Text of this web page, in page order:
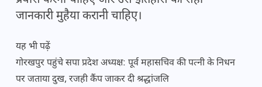
जानकारी मुहैया करानी चाहिए।
यह भी पढ़ें
गोरखपुर पहुंचे सपा प्रदेश अध्यक्ष: पूर्व महासचिव की पत्नी के निधन
पर जताया दुख, रजही कैंप जाकर दी श्रद्धांजलि